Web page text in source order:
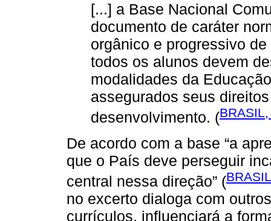
[...] a Base Nacional
documento de caráter
orgânico e progressivo
todos os alunos devem
modalidades da
assegurados seus
desenvolvimento. (
De acordo com a base “a
que o País deve perseguir
central nessa direção” (
no excerto dialoga com
currículos, influenciará a